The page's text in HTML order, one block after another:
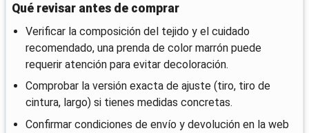
Qué revisar antes de comprar
Verificar la composición del tejido y el cuidado
recomendado, una prenda de color marrón puede
requerir atención para evitar decoloración.
Comprobar la versión exacta de ajuste (tiro, tiro de
cintura, largo) si tienes medidas concretas.
Confirmar condiciones de envío y devolución en la web